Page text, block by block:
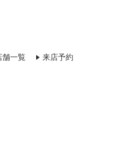
舗一覧 来店予約